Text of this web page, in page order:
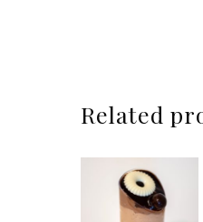
Related